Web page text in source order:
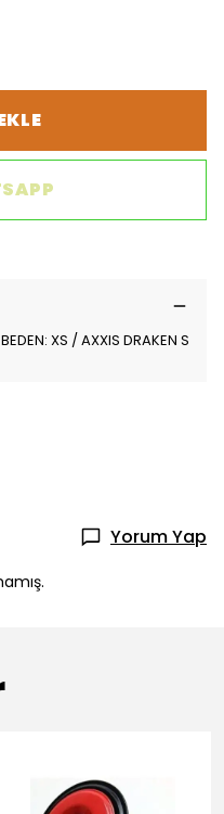
XS / AXXIS DRAKEN S
Yorum Yap